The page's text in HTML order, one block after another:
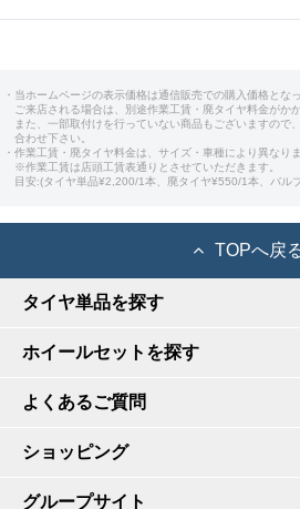
・当ホームページの表示価格は通信販売での購入価格とな
ご来店される場合は、別途作業工賃・廃タイヤ料金がか
また、一部取付けを行っていない商品もございますので
合わせ下さい。
・作業工賃・廃タイヤ料金は、サイズ・車種により異なりま
※作業工賃は店頭工賃表通りとさせていただきます。
目安:(タイヤ単品¥2,200/1本、廃タイヤ¥550/1本、バル
TOPへ戻
タイヤ単品を探す
ホイールセットを探す
よくあるご質問
ショッピング
グループサイト